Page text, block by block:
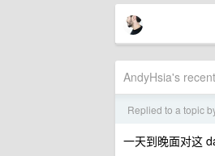
AndyHsia's
Replied to a topic
一天到晚面对这